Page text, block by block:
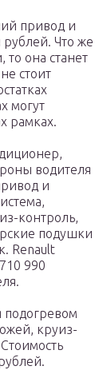
привод и
рублей. Что же
то она станет
стоит
могут
рамках.
водителя
и
контроль,
подушки
Renault
990
подогревом
круиз-